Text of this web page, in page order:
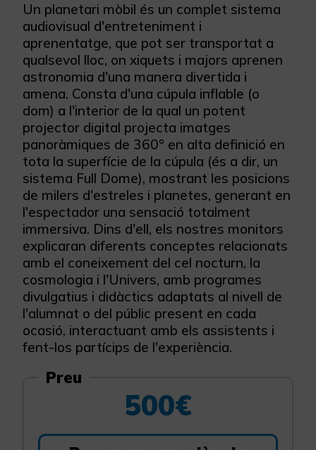
Un planetari mòbil és un complet sistema
audiovisual d'entreteniment i
aprenentatge, que pot ser transportat a
qualsevol lloc, on xiquets i majors aprenen
astronomia d'una manera divertida i
amena. Consta d'una cúpula inflable (o
dom) a l'interior de la qual un potent
projector digital projecta imatges
panoràmiques de 360° en alta definició en
tota la superfície de la cúpula (és a dir, un
sistema Full Dome), mostrant les posicions
de milers d'estreles i planetes, generant en
l'espectador una sensació totalment
immersiva. Dins d'ell, els nostres monitors
explicaran diferents conceptes relacionats
amb el coneixement del cel nocturn, la
cosmologia i l'Univers, amb programes
divulgatius i didàctics adaptats al nivell de
l'alumnat o del públic present en cada
ocasió, interactuant amb els assistents i
fent-los partícips de l'experiència.
Preu
500€